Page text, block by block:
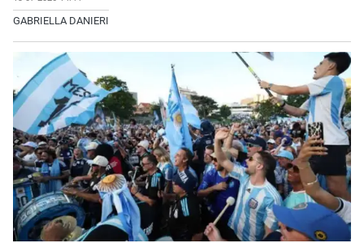
GABRIELLA DANIERI